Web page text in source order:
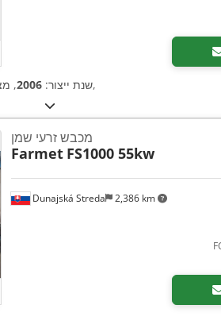
שנת ייצור: 2006
, ,
Dunajská Streda 2,386 km
מכבש זרעי שמן
Farmet FS1000 55kw